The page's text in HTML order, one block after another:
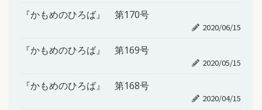
『かもめのひろば』 第170号
2020/06/15
『かもめのひろば』 第169号
2020/05/15
『かもめのひろば』 第168号
2020/04/15